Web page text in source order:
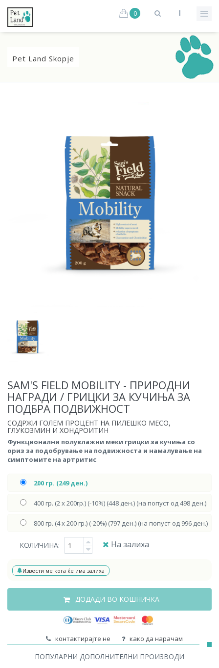
0
Pet Land Skopje
SAM'S FIELD MOBILITY - ПРИРОДНИ
НАГРАДИ / ГРИЦКИ ЗА КУЧИЊА ЗА
ПОДБРА ПОДВИЖНОСТ
СОДРЖИ ГОЛЕМ ПРОЦЕНТ НА ПИЛЕШКО МЕСО,
ГЛУКОЗМИН И ХОНДРОИТИН
Функционални полувлажни меки грицки за кучиња со
ориз за подобрување на подвижноста и намалување на
симптомите на артритис
200 гр. (249 ден.)
400 гр. (2 х 200гр.) (-10%) (448 ден.) (на попуст од 498 ден.)
800 гр. (4 х 200 гр.) (-20%) (797 ден.) (на попуст од 996 ден.)
КОЛИЧИНА: На залиха
Извести ме кога ќе има залиха
ДОДАДИ ВО КОШНИЧКА
контактирајте не како да нарачам
ПОПУЛАРНИ ДОПОЛНИТЕЛНИ ПРОИЗВОДИ